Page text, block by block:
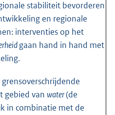
stabiliteit bevorderen
en regionale
interventies op het
gaan hand in hand met
gebied van water(de
in combinatie met de